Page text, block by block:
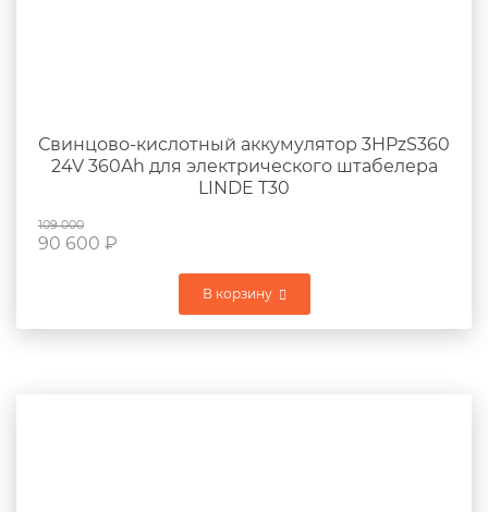
Свинцово-кислотный аккумулятор 3HPzS360
24V 360Ah для электрического штабелера
LINDE T30
109 000
90 600 ₽
В корзину